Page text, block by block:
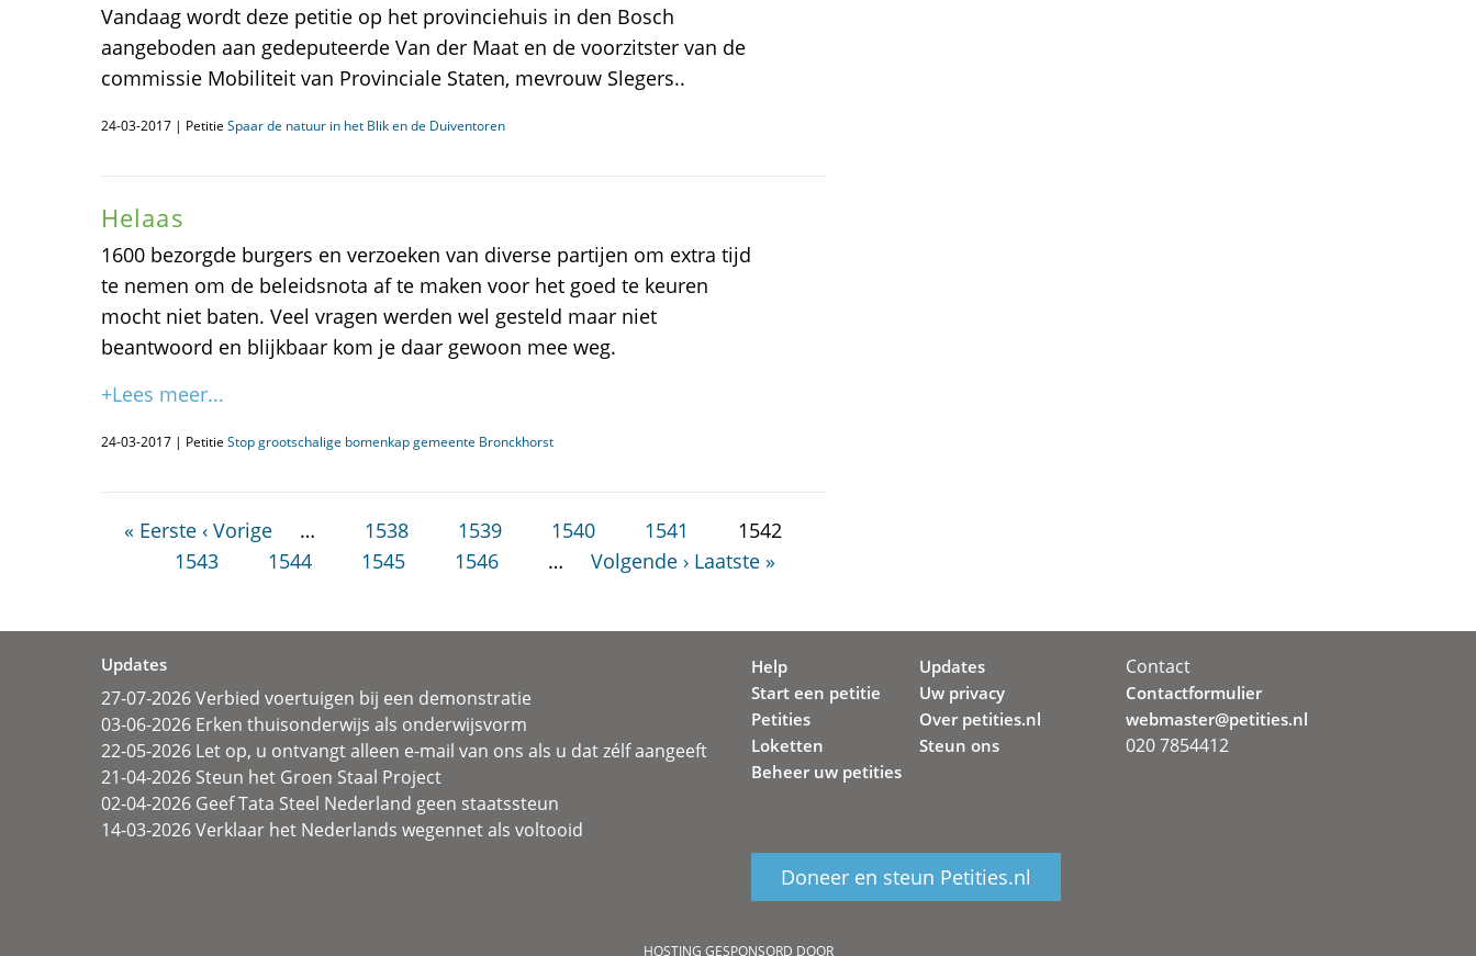
Vandaag wordt deze petitie op het provinciehuis in den Bosch
aangeboden aan gedeputeerde Van der Maat en de voorzitster van de
commissie Mobiliteit van Provinciale Staten, mevrouw Slegers..
24-03-2017 | Petitie Spaar de natuur in het Blik en de Duiventoren
Helaas
1600 bezorgde burgers en verzoeken van diverse partijen om extra tijd
te nemen om de beleidsnota af te maken voor het goed te keuren
mocht niet baten. Veel vragen werden wel gesteld maar niet
beantwoord en blijkbaar kom je daar gewoon mee weg.
+Lees meer...
24-03-2017 | Petitie Stop grootschalige bomenkap gemeente Bronckhorst
« Eerste ‹ Vorige … 1538 1539 1540 1541
1542
1543
1544 1545 1546 … Volgende › Laatste »
Updates
27-07-2026 Verbied voertuigen bij een demonstratie
03-06-2026 Erken thuisonderwijs als onderwijsvorm
22-05-2026 Let op, u ontvangt alleen e-mail van ons als u dat zélf aangeeft
21-04-2026 Steun het Groen Staal Project
02-04-2026 Geef Tata Steel Nederland geen staatssteun
14-03-2026 Verklaar het Nederlands wegennet als voltooid
Help
Start een petitie
Petities
Loketten
Beheer uw petities
Updates
Uw privacy
Over petities.nl
Steun ons
Doneer en steun Petities.nl
Contact
Contactformulier
webmaster@petities.nl
020 7854412
HOSTING GESPONSORD DOOR